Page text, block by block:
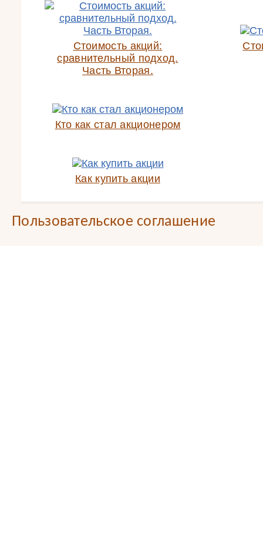
Стоимость акций:
сравнительный подход.
Часть Вторая.
Кто как стал акционером
Как купить акции
Пользовательское соглашение